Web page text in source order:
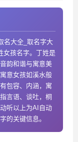
名大全_取名字大
女孩名字。丁姓是
韵和谐与寓意美
意女孩如溪水般
包容、内涵，寓
言语、谈吐，桐
听以上为AI自动
的关键信息。